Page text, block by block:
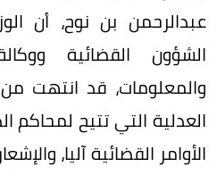
عبدالرحمن بن نوح، أن
الشؤون القضائية
والمعلومات، قد انتهت
العدلية التي تتيح لمحاكم
الأوامر القضائية آليا،